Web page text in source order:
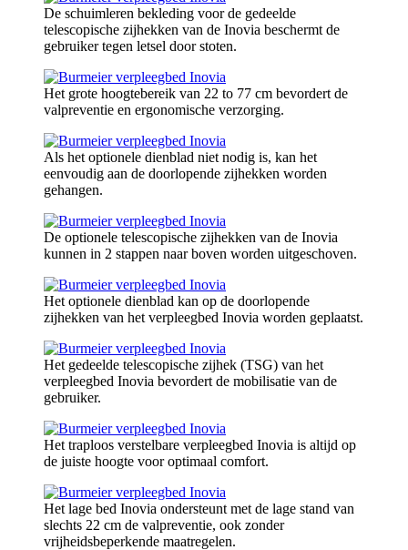
De schuimleren bekleding voor de gedeelde
telescopische zijhekken van de Inovia beschermt de
gebruiker tegen letsel door stoten.
Het grote hoogtebereik van 22 to 77 cm bevordert de
valpreventie en ergonomische verzorging.
Als het optionele dienblad niet nodig is, kan het
eenvoudig aan de doorlopende zijhekken worden
gehangen.
De optionele telescopische zijhekken van de Inovia
kunnen in 2 stappen naar boven worden uitgeschoven.
Het optionele dienblad kan op de doorlopende
zijhekken van het verpleegbed Inovia worden geplaatst.
Het gedeelde telescopische zijhek (TSG) van het
verpleegbed Inovia bevordert de mobilisatie van de
gebruiker.
Het traploos verstelbare verpleegbed Inovia is altijd op
de juiste hoogte voor optimaal comfort.
Het lage bed Inovia ondersteunt met de lage stand van
slechts 22 cm de valpreventie, ook zonder
vrijheidsbeperkende maatregelen.